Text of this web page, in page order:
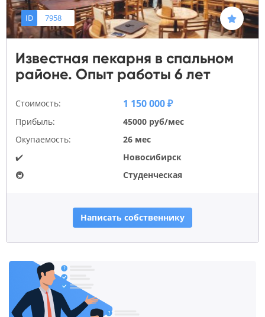
ID 7958
Известная пекарня в спальном
районе. Опыт работы 6 лет
Стоимость: 1 150 000 ₽
Прибыль:
45000 руб/мес
Окупаемость:
26 мес
✔️
Новосибирск
🚇
Студенческая
Написать собственнику